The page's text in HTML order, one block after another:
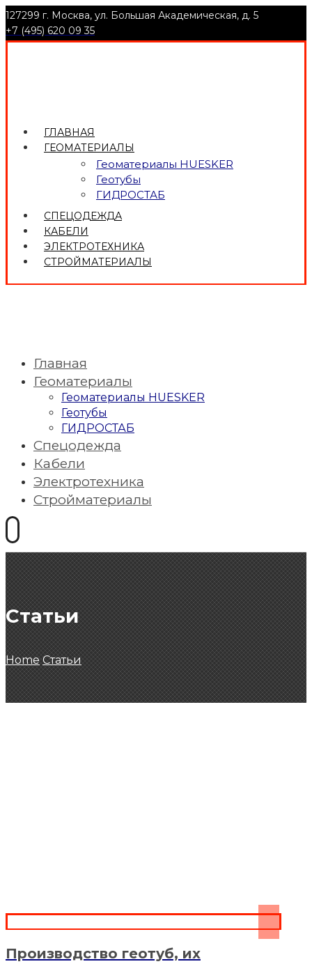
127299 г. Москва, ул. Большая Академическая, д. 5
+7 (495) 620 09 35
ГЛАВНАЯ
ГЕОМАТЕРИАЛЫ
Геоматериалы HUESKER
Геотубы
ГИДРОСТАБ
СПЕЦОДЕЖДА
КАБЕЛИ
ЭЛЕКТРОТЕХНИКА
СТРОЙМАТЕРИАЛЫ
Главная
Геоматериалы
Геоматериалы HUESKER
Геотубы
ГИДРОСТАБ
Спецодежда
Кабели
Электротехника
Стройматериалы
Статьи
Home Статьи
Производство геотуб, их